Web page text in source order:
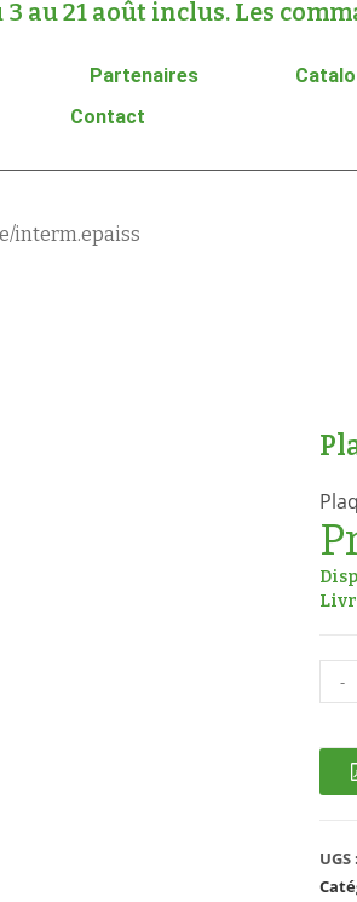
au 21 août inclus. Les
Partenaires
Contact
interm.epaiss
-
UGS :